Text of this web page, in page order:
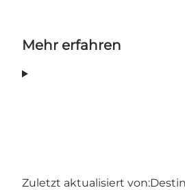
Mehr erfahren
Zuletzt aktualisiert von: